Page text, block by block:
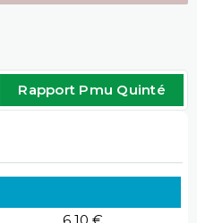
Rapport Pmu Quinté